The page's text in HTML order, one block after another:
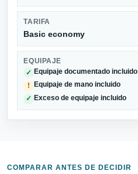
TARIFA
Basic economy
EQUIPAJE
✓ Equipaje documentado incluido
! Equipaje de mano incluido
✓ Exceso de equipaje incluido
COMPARAR ANTES DE DECIDIR